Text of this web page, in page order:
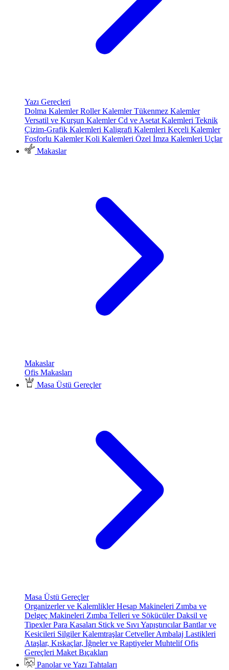
Yazı Gereçleri
Dolma KalemlerRoller KalemlerTükenmez Kalemler
Versatil ve Kurşun KalemlerCd ve Asetat Kalemleri Teknik
Çizim-Grafik Kalemleri Kaligrafi Kalemleri Keçeli Kalemler
Fosforlu KalemlerKoli Kalemleri Özel İmza Kalemleri Uçlar
Makaslar
Makaslar
Ofis Makasları
Masa Üstü Gereçler
Masa Üstü Gereçler
Organizerler ve KalemliklerHesap Makineleri Zımba ve
Delgeç Makineleri Zımba Telleri ve SökücülerDaksil ve
TipexlerPara Kasaları Stick ve Sıvı YapıştırıcılarBantlar ve
Kesicileri SilgilerKalemtraşlarCetvellerAmbalaj Lastikleri
Ataşlar, Kıskaçlar, İğneler ve RaptiyelerMuhtelif Ofis
Gereçleri Maket Bıçakları
Panolar ve Yazı Tahtaları